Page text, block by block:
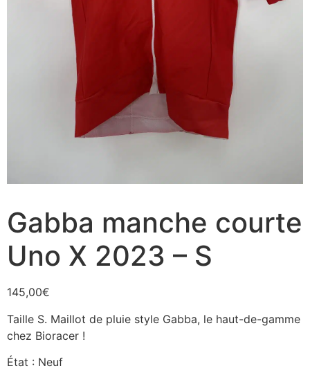
Gabba manche courte
Uno X 2023 – S
145,00€
Taille S. Maillot de pluie style Gabba, le haut-de-gamme
chez Bioracer !
État : Neuf